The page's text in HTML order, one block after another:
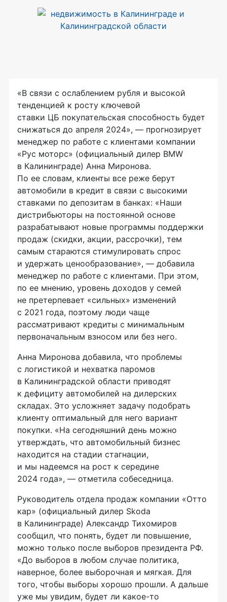
«В связи с ослаблением рубля и высокой
тенденцией к росту ключевой
ставки ЦБ покупательская способность будет
снижаться до апреля 2024», — прогнозирует
менеджер по работе с клиентами компании
«Рус моторс» (официальный дилер BMW
в Калининграде) Анна Миронова.
По ее словам, клиенты все реже берут
автомобили в кредит в связи с высокими
ставками по депозитам в банках: «Наши
дистрибьюторы на постоянной основе
разрабатывают новые программы поддержки
продаж (скидки, акции, рассрочки), тем
самым стараются стимулировать спрос
и удержать ценообразование», — добавила
менеджер по работе с клиентами. При этом,
по ее мнению, уровень доходов у семей
не претерпевает «сильных» изменений
с 2021 года, поэтому люди чаще
рассматривают кредиты с минимальным
первоначальным взносом или без него.
Анна Миронова добавила, что проблемы
с логистикой и нехватка паромов
в Калининградской области приводят
к дефициту автомобилей на дилерских
складах. Это усложняет задачу подобрать
клиенту оптимальный для него вариант
покупки. «На сегодняшний день можно
утверждать, что автомобильный бизнес
находится на стадии стагнации,
и мы надеемся на рост к середине
2024 года», — отметила собеседница.
Руководитель отдела продаж компании «Отто
кар» (официальный дилер Skoda
в Калининграде) Александр Тихомиров
сообщил, что понять, будет ли повышение,
можно только после выборов президента РФ.
«До выборов в любом случае политика,
наверное, более выборочная и мягкая. Для
того, чтобы выборы хорошо прошли. А дальше
уже мы увидим, будет ли какое-то